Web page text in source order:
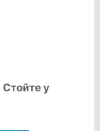
Стойте у